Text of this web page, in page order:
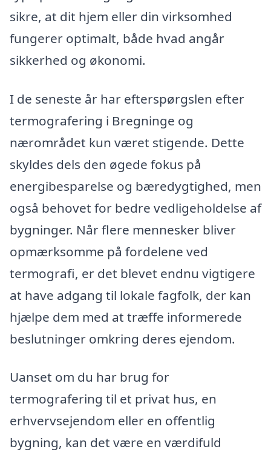
sikre, at dit hjem eller din virksomhed
fungerer optimalt, både hvad angår
sikkerhed og økonomi.
I de seneste år har efterspørgslen efter
termografering i Bregninge og
nærområdet kun været stigende. Dette
skyldes dels den øgede fokus på
energibesparelse og bæredygtighed, men
også behovet for bedre vedligeholdelse af
bygninger. Når flere mennesker bliver
opmærksomme på fordelene ved
termografi, er det blevet endnu vigtigere
at have adgang til lokale fagfolk, der kan
hjælpe dem med at træffe informerede
beslutninger omkring deres ejendom.
Uanset om du har brug for
termografering til et privat hus, en
erhvervsejendom eller en offentlig
bygning, kan det være en værdifuld